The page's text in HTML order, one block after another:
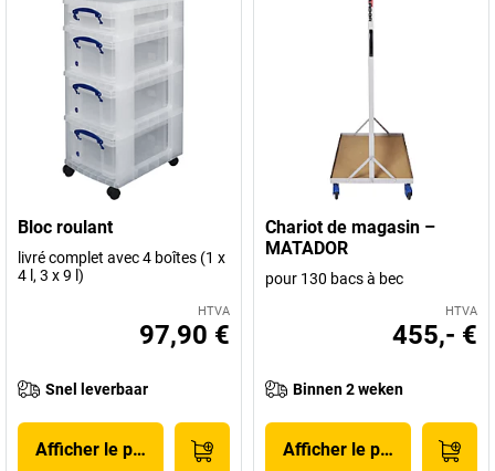
Bloc roulant
livré complet avec 4 boîtes (1 x
4 l, 3 x 9 l)
HTVA
97,90 €
Snel leverbaar
Afficher le produit
Chariot de magasin –
MATADOR
pour 130 bacs à bec
HTVA
455,- €
Binnen 2 weken
Afficher le produit